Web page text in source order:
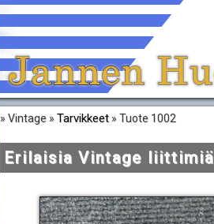
» Vintage »Tarvikkeet » Tuote 1002
Erilaisia Vintage liittimiä